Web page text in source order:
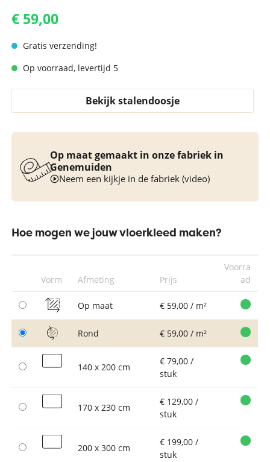
€ 59,00
Gratis verzending!
Op voorraad, levertijd 5
Bekijk stalendoosje
Op maat gemaakt in onze fabriek in
Genemuiden
Neem een kijkje in de fabriek (video)
Hoe mogen we jouw vloerkleed maken?
Vorm Afmeting Prijs
Voorra
ad
Op maat € 59,00 / m²
Rond € 59,00 / m²
140 x 200 cm
€ 79,00 /
stuk
170 x 230 cm
€ 129,00 /
stuk
200 x 300 cm
€ 199,00 /
stuk